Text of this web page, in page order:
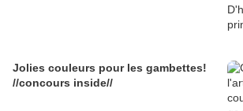
Jolies couleurs pour les gambettes!
//concours inside//